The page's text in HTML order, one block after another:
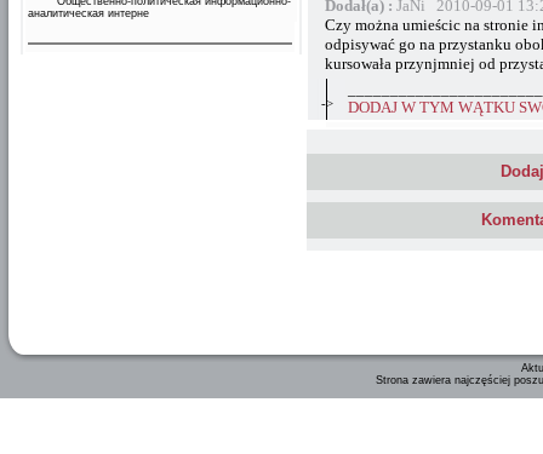
аналитическая интерне
Dodał(a) : JaNi 2010-09-01
Czy można umieścic na stronie
odpisywać go na przystanku
kursowała przynjmniej od
->
DODAJ W TYM WĄTKU
Strona zawiera najczęściej